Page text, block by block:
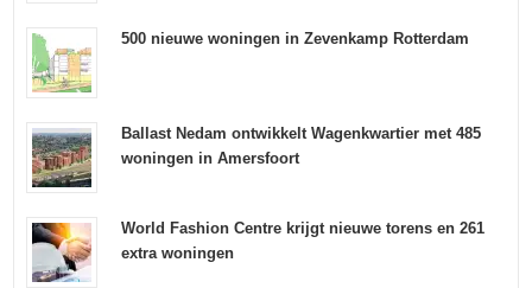
500 nieuwe woningen in Zevenkamp Rotterdam
Ballast Nedam ontwikkelt Wagenkwartier met 485
woningen in Amersfoort
World Fashion Centre krijgt nieuwe torens en 261
extra woningen